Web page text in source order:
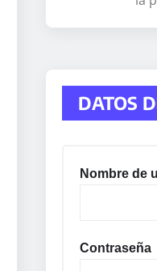
DATOS
Nombre de
Contraseña